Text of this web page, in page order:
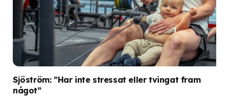
Sjöström: ”Har inte stressat eller tvingat fram
något”